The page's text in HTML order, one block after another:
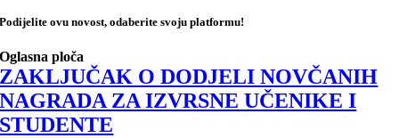
Podijelite ovu novost, odaberite svoju platformu!
Oglasna ploča
ZAKLJUČAK O DODJELI NOVČANIH
NAGRADA ZA IZVRSNE UČENIKE I
STUDENTE